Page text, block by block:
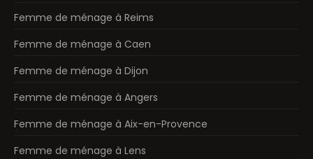
Femme de ménage à Reims
Femme de ménage à Caen
Femme de ménage à Dijon
Femme de ménage à Angers
Femme de ménage à Aix-en-Provence
Femme de ménage à Lens